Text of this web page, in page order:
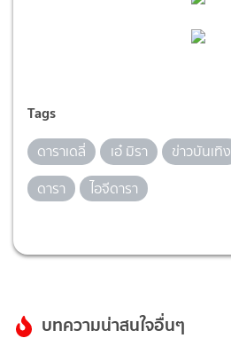
Tags
ดาราเดลี่ เอ๋ มิรา ข่าวบันเทิง
ดารา
ไอจีดารา
บทความน่าสนใจอื่นๆ